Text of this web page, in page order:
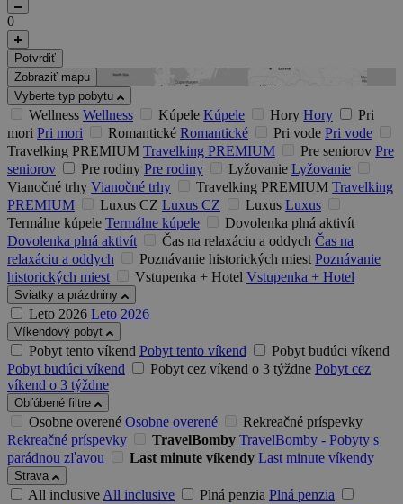
0
Potvrdiť
Zobraziť mapu
Vyberte typ pobytu
Wellness Wellness Kúpele Kúpele Hory Hory
Pri
mori Pri mori Romantické Romantické Pri vode Pri vode
Travelking PREMIUM Travelking PREMIUM Pre seniorov Pre
seniorov
Pre rodiny Pre rodiny Lyžovanie Lyžovanie
Vianočné trhy Vianočné trhy Travelking PREMIUM Travelking
PREMIUM
Luxus CZ Luxus CZ Luxus Luxus
Termálne kúpele Termálne kúpele
Dovolenka plná aktivít
Dovolenka plná aktivít
Čas na relaxáciu a oddych Čas na
relaxáciu a oddych
Poznávanie historických miest Poznávanie
historických miest
Vstupenka + Hotel Vstupenka + Hotel
Sviatky a prázdniny
Leto 2026 Leto 2026
Víkendový pobyt
Pobyt tento víkend Pobyt tento víkend
Pobyt budúci víkend
Pobyt budúci víkend
Pobyt cez víkend o 3 týždne Pobyt cez
víkend o 3 týždne
Obľúbené filtre
Osobne overené Osobne overené
Rekreačné príspevky
Rekreačné príspevky
TravelBomby TravelBomby - Pobyty s
parádnou zľavou
Last minute víkendy Last minute víkendy
Strava
All inclusiveAll inclusive Plná penzia Plná penzia